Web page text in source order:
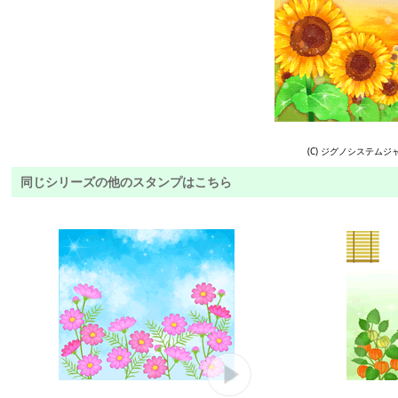
(C) ジグノシステムジ
同じシリーズの他のスタンプはこちら